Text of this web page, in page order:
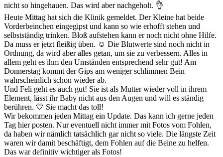
nicht so hingehauen. Das wird aber nachgeholt. 👌
Heute Mittag hat sich die Klinik gemeldet. Der Kleine hat beide
Vorderbeinchen eingegipst und kann so wie erhofft stehen und
selbstständig trinken. Bloß aufstehen kann er noch nicht ohne Hilfe.
Da muss er jetzt fleißig üben. ☺️ Die Blutwerte sind noch nicht in
Ordnung, da wird aber alles getan, um sie zu verbessern. Alles in
allem geht es ihm den Umständen entsprechend sehr gut! Am
Donnerstag kommt der Gips am weniger schlimmen Bein
wahrscheinlich schon wieder ab.
Und Feli geht es auch gut! Sie ist als Mutter wieder voll in ihrem
Element, lässt ihr Baby nicht aus den Augen und will es ständig
berühren. 💛 Sie macht das toll!
Wir bekommen jeden Mittag ein Update. Das kann ich gerne jeden
Tag hier posten. Nur eventuell nicht immer mit Fotos vom Fohlen,
da haben wir nämlich tatsächlich gar nicht so viele. Die längste Zeit
waren wir damit beschäftigt, dem Fohlen auf die Beine zu helfen.
Das war definitiv wichtiger als Fotos!